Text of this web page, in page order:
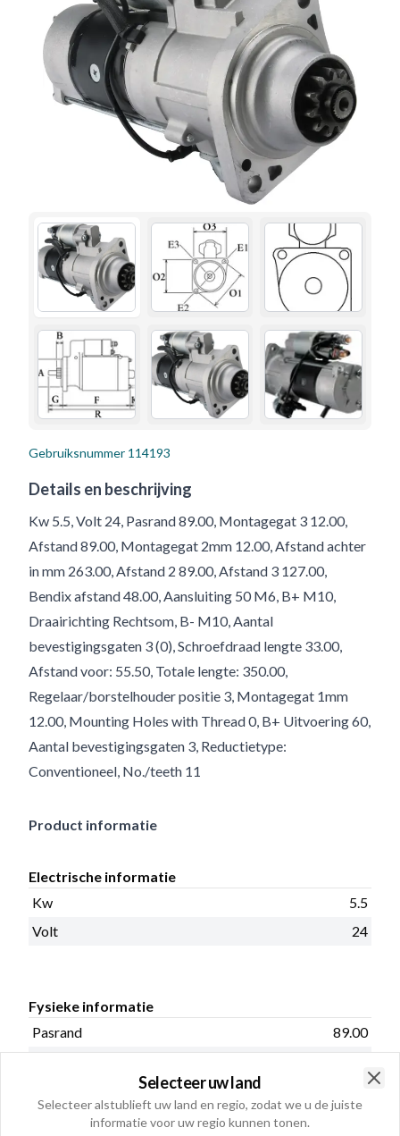
Gebruiksnummer 114193
Details en beschrijving
Kw 5.5, Volt 24, Pasrand 89.00, Montagegat 3 12.00,
Afstand 89.00, Montagegat 2mm 12.00, Afstand achter
in mm 263.00, Afstand 2 89.00, Afstand 3 127.00,
Bendix afstand 48.00, Aansluiting 50 M6, B+ M10,
Draairichting Rechtsom, B- M10, Aantal
bevestigingsgaten 3 (0), Schroefdraad lengte 33.00,
Afstand voor: 55.50, Totale lengte: 350.00,
Regelaar/borstelhouder positie 3, Montagegat 1mm
12.00, Mounting Holes with Thread 0, B+ Uitvoering 60,
Aantal bevestigingsgaten 3, Reductietype:
Conventioneel, No./teeth 11
Product informatie
Electrische informatie
Kw
5.5
Volt
24
Fysieke informatie
Pasrand
89.00
Montagegat 2mm
Selecteer uw land
Selecteer alstublieft uw land en regio, zodat we u de juiste
informatie voor uw regio kunnen tonen.